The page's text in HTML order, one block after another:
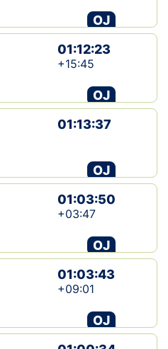
OJ
01:12:23
+15:45
OJ
01:13:37
OJ
01:03:50
+03:47
OJ
01:03:43
+09:01
OJ